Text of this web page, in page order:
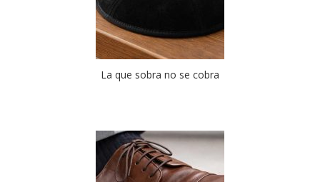
La que sobra no se cobra